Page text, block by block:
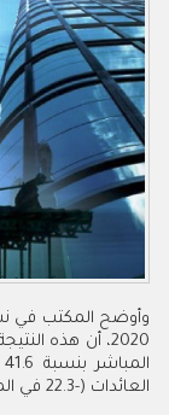
وأوضح المكتب في نشرة خاصة حول مؤشرات التجارة الخارجية في نهاية
2020، أن هذه
العائدات (-22.3 في المئة).